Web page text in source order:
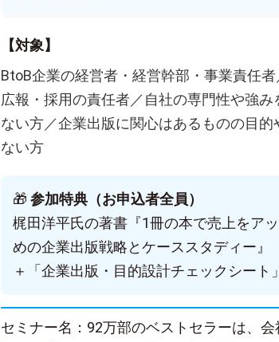
【対象】
BtoB企業の経営者・経営幹部・事業責任
広報・採用の責任者／自社の専門性や強
ない方／企業出版に関心はあるものの目
ない方
🎁 参加特典（お申込者全員）
梶田洋平氏の著書『1冊の本で売上をア
めの企業出版戦略とケーススタディー』
＋「企業出版・目的設計チェックシート
セミナー名：92万部のベストセラーは、